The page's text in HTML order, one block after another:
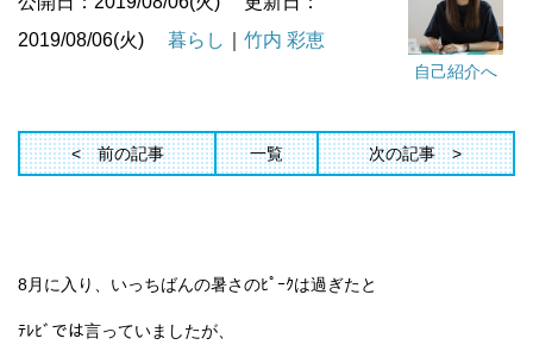
自己紹介へ
2019/08/06(火)
暮らし 竹内 彩恵
前の記事 一覧 次の記事
8月に入り、いっちばんの暑さのﾋﾟｰｸは過ぎたと
ﾃﾚﾋﾞでは言っていましたが、